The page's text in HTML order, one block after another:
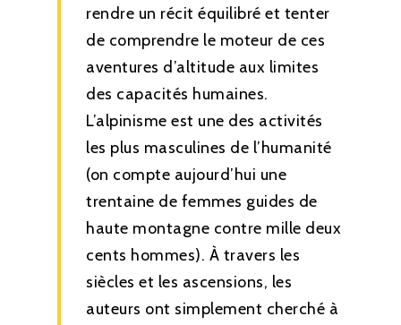
rendre un récit équilibré et tenter
de comprendre le moteur de ces
aventures d’altitude aux limites
des capacités humaines.
L’alpinisme est une des activités
les plus masculines de l’humanité
(on compte aujourd’hui une
trentaine de femmes guides de
haute montagne contre mille deux
cents hommes). À travers les
siècles et les ascensions, les
auteurs ont simplement cherché à